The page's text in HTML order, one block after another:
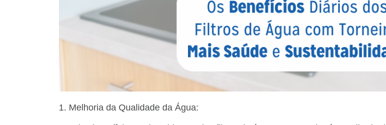
1. Melhoria da Qualidade da Água: